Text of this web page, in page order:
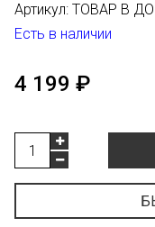
Артикул: ТОВАР В
Есть в наличии
4 199 ₽